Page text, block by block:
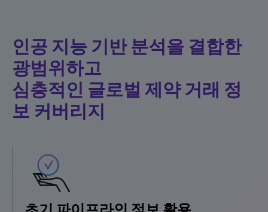
인공 지능 기반 분석을 결합한
광범위하고
심층적인 글로벌 제약 거래 정
보 커버리지